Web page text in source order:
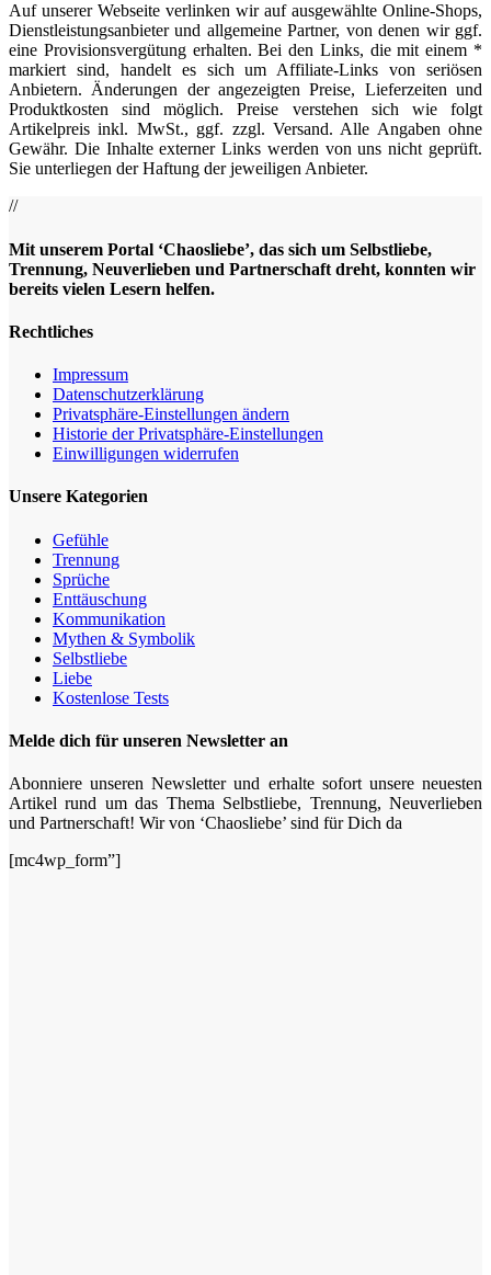
Auf unserer Webseite verlinken wir auf ausgewählte Online-Shops,
Dienstleistungsanbieter und allgemeine Partner, von denen wir ggf.
eine Provisionsvergütung erhalten. Bei den Links, die mit einem *
markiert sind, handelt es sich um Affiliate-Links von seriösen
Anbietern. Änderungen der angezeigten Preise, Lieferzeiten und
Produktkosten sind möglich. Preise verstehen sich wie folgt
Artikelpreis inkl. MwSt., ggf. zzgl. Versand. Alle Angaben ohne
Gewähr. Die Inhalte externer Links werden von uns nicht geprüft.
Sie unterliegen der Haftung der jeweiligen Anbieter.
//
Mit unserem Portal ‘Chaosliebe’, das sich um Selbstliebe,
Trennung, Neuverlieben und Partnerschaft dreht, konnten wir
bereits vielen Lesern helfen.
Rechtliches
Impressum
Datenschutz­erklärung
Privatsphäre-Einstellungen ändern
Historie der Privatsphäre-Einstellungen
Einwilligungen widerrufen
Unsere Kategorien
Gefühle
Trennung
Sprüche
Enttäuschung
Kommunikation
Mythen & Symbolik
Selbstliebe
Liebe
Kostenlose Tests
Melde dich für unseren Newsletter an
Abonniere unseren Newsletter und erhalte sofort unsere neuesten
Artikel rund um das Thema Selbstliebe, Trennung, Neuverlieben
und Partnerschaft! Wir von ‘Chaosliebe’ sind für Dich da
[mc4wp_form”]